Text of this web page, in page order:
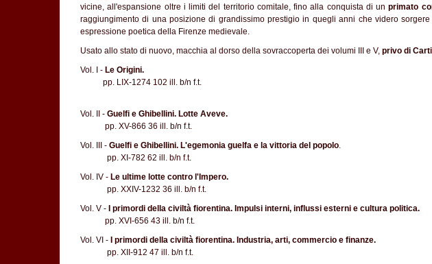
vicine, all'espansione oltre i limiti del territorio comitale, fino alla conquista di unprimato
raggiungimento di una posizione di grandissimo prestigio in quegli anni che videro
espressione poetica della Firenze medievale.
Usato allo stato di nuovo, macchia al dorso della sovraccoperta dei volumi III e V, privo di
Vol. I - Le Origini.
pp. LIX-1274 102 ill. b/n f.t.
Vol. II - Guelfi e Ghibellini. Lotte Aveve.
pp. XV-866 36 ill. b/n f.t.
Vol. III - Guelfi e Ghibellini. L'egemonia guelfa e la vittoria del popolo.
pp. XI-782 62 ill. b/n f.t.
Vol. IV - Le ultime lotte contro l'Impero.
pp. XXIV-1232 36 ill. b/n f.t.
Vol. V -
I primordi della civiltà fiorentina. Impulsi interni, influssi esterni e cultura politica.
pp. XVI-656 43 ill. b/n f.t.
Vol. VI -
I primordi della civiltà fiorentina. Industria, arti, commercio e finanze.
pp. XII-912 47 ill. b/n f.t.